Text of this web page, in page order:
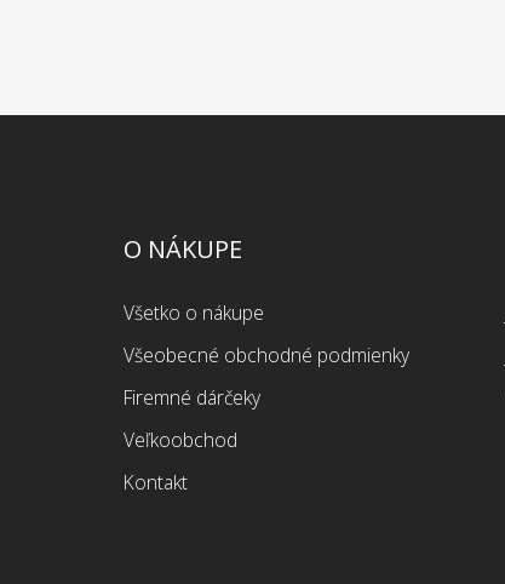
O NÁKUPE
Všetko o nákupe
Všeobecné obchodné podmienky
Firemné dárčeky
Veľkoobchod
Kontakt